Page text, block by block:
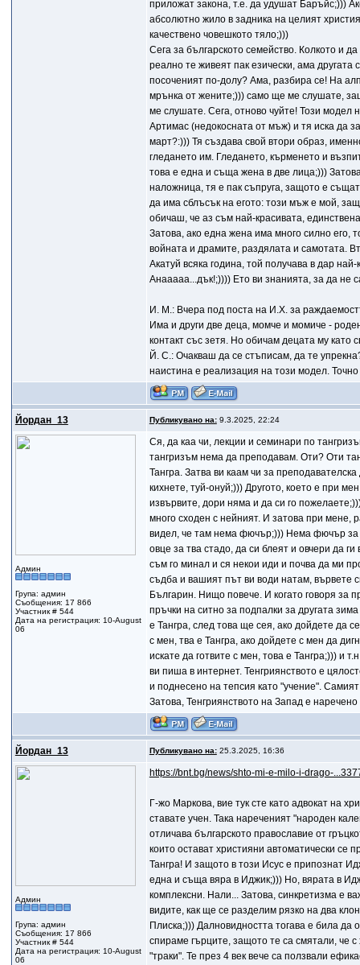
приложат закона, т.е. да удушат Баръйс;)))
абсолютно жило в задника на целият
качествено човешкото тяло;)))
Сега за българското семейство. Колкото и
реално те живеят пак езически, ама
посоченият по-долу? Ама, разбира се! На
мрънка от жените;))) само ще ме слушате,
ме слушате. Сега, отново чуйте! Този модел
Артимас (недокосната от мъж) и тя иска да
март?:))) Тя създава свой втори образ,
гледането им. Гледането, кърменето и
това е една и съща жена в две лица;)))
наложница, тя е пак съпруга, защото е
да има сблъсък на егото: този мъж е мой,
обичаш, че аз съм най-красивата,
Затова, ако една жена има много силно его,
войната и драмите, раздялата и самотата.
Акатуй всяка година, той получава в дар
Анааааа...дък!;)))) Ето ви знанията, за да не
И. М.: Вчера под поста на И.Х. за
Има и други две деца, момче и момиче -
контакт със зетя. Но обичам децата му като
Й. С.: Очакваш да се стъписам, да те
наистина е реализация на този модел.
Йордан_13 Публикувано на:9.3.2025, 22:24
Админ
Група: админ
Съобщения: 17 866
Участник # 544
Дата на регистрация: 10-August
06
Ся, да каа чи, лекции и семинари по
тангризъм нема да преподавам. Оти? Оти
Тангра. Затва ви каам чи за
кихнете, туй-онуй;))) Другото, което е при
извървите, дори няма и да си го
много сходен с нейният. И затова при мене,
видел, че там нема фючър;))) Нема фючър за
овце за тва стадо, да си блеят и овчери да
съм го минал и ся некои иди и почва да ми
съдба и вашият път ви води натам, вървете
Българин. Нищо повече. И когато говоря за
пръчки на ситно за подпалки за другата
е Тангра, след това ще сея, ако дойдете да
с мен, тва е Тангра, ако дойдете с мен да
искате да готвите с мен, това е Тангра;))) и
ви пиша в интернет. Тенгриянството е
и поднесено на тепсия като "учение".
Затова, Тенгриянството на Запад е
Йордан_13 Публикувано на:25.3.2025, 16:36
Админ
Група: админ
Съобщения: 17 866
Участник # 544
Дата на регистрация: 10-August
06
https://bnt.bg/news/shto-mi-e-milo-i-drago-
Г-жо Маркова, вие тук сте като адвокат на
ставате учен. Така нареченият "народен
отличава българското православие от
които остават християни автоматически
Тангра! И защото в този Исус е припознат
една и съща вяра в Иджик;))) Но, вярата в
комплексни. Нали... Затова, синкретизма е
видите, как ще се разделим рязко на два
Плиска;))) Далновидността тогава е била да
спираме гърците, защото те са смятали, че
"траки". Те през 4 век вече са ползвали